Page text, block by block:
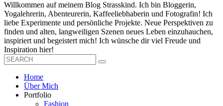
Willkommen auf meinem Blog Strasskind. Ich bin Bloggerin,
Yogalehrerin, Abenteurerin, Kaffeeliebhaberin und Fotografin! Ich
liebe Experimente und persönliche Projekte. Neue Perspektiven zu
finden und alten, langweiligen Szenen neues Leben einzuhauchen,
inspiriert und begeistert mich! Ich wünsche dir viel Freude und
Inspiration hier!
Home
Über Mich
Portfolio
Fashion